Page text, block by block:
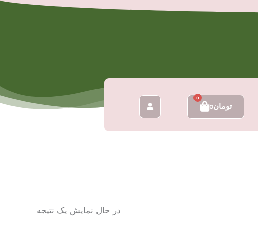
تومان0
0
سبد
خرید
در حال نمایش یک نتیجه